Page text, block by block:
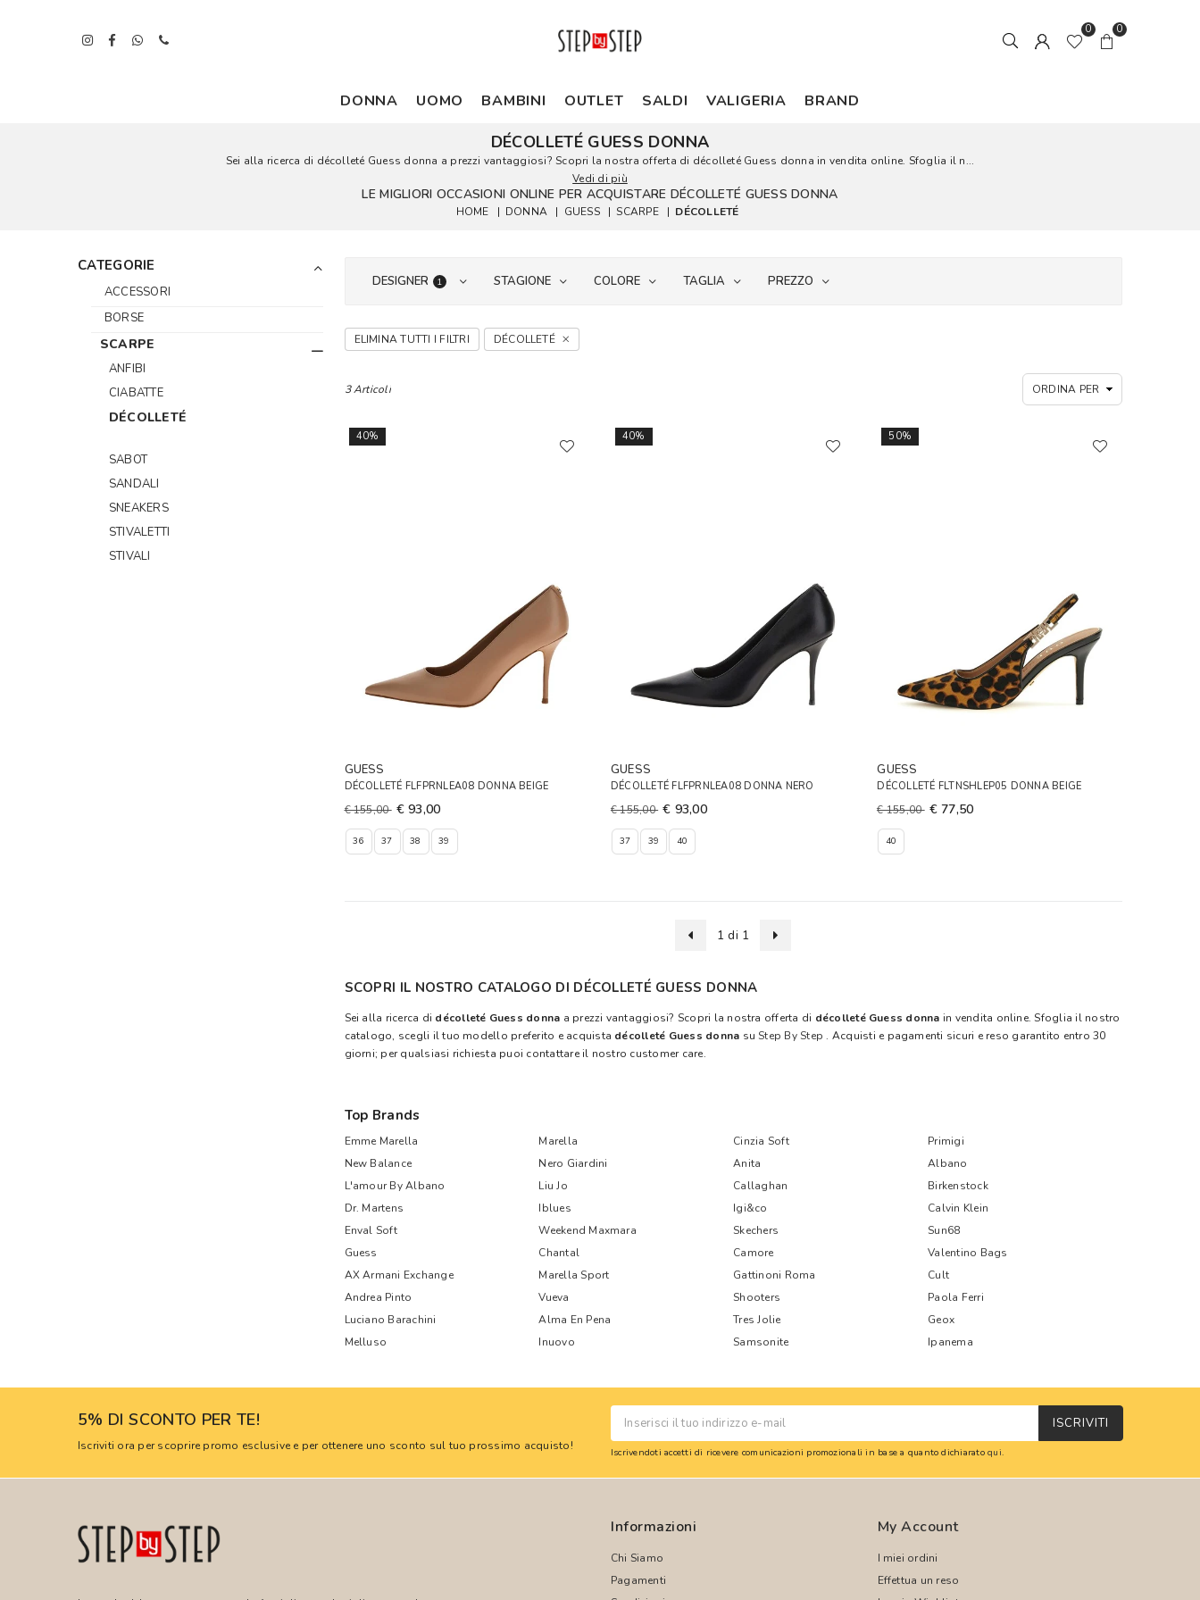
0 0
DONNA UOMO BAMBINI OUTLET SALDI VALIGERIA BRAND
DÉCOLLETÉ GUESS DONNA
Sei alla ricerca di décolleté Guess donna a prezzi vantaggiosi? Scopri la nostra offerta di décolleté Guess donna in vendita online. Sfoglia il n...
Vedi di più
LE MIGLIORI OCCASIONI ONLINE PER ACQUISTARE DÉCOLLETÉ GUESS DONNA
HOME | DONNA | GUESS | SCARPE | DÉCOLLETÉ
CATEGORIE
ACCESSORI
BORSE
SCARPE
ANFIBI
CIABATTE
DÉCOLLETÉ
SABOT
SANDALI
SNEAKERS
STIVALETTI
STIVALI
DESIGNER 1 STAGIONE COLORE TAGLIA PREZZO
ELIMINA TUTTI I FILTRI DÉCOLLETÉ
3 Articoli
40%
GUESS
DÉCOLLETÉ FLFPRNLEA08 DONNA BEIGE
€ 155,00 € 93,00
36 37 38 39
40%
GUESS
DÉCOLLETÉ FLFPRNLEA08 DONNA NERO
€ 155,00 € 93,00
37 39 40
50%
GUESS
DÉCOLLETÉ FLTNSHLEP05 DONNA BEIGE
€ 155,00 € 77,50
40
1 di 1
SCOPRI IL NOSTRO CATALOGO DI DÉCOLLETÉ GUESS DONNA
Sei alla ricerca di décolleté Guess donna a prezzi vantaggiosi? Scopri la nostra offerta di décolleté Guess donna in vendita online. Sfoglia il nostro
catalogo, scegli il tuo modello preferito e acquista décolleté Guess donna suStep By Step . Acquisti e pagamenti sicuri e reso garantito entro 30
giorni; per qualsiasi richiesta puoi contattare il nostro customer care.
Top Brands
Emme Marella Marella Cinzia Soft
Primigi
New Balance
Nero Giardini Anita
Albano
L'amour By Albano
Liu Jo Callaghan
Birkenstock
Dr. Martens
Iblues Igi&co
Calvin Klein
Enval Soft
Weekend Maxmara Skechers
Sun68
Guess
Chantal Camore
Valentino Bags
AX Armani Exchange
Marella Sport Gattinoni Roma
Cult
Andrea Pinto
Vueva Shooters
Paola Ferri
Luciano Barachini
Alma En Pena Tres Jolie
Geox
Melluso
Inuovo Samsonite Ipanema
5% DI SCONTO PER TE!
Iscriviti ora per scoprire promo esclusive e per ottenere uno sconto sul tuo prossimo acquisto!
ISCRIVITI
Iscrivendoti accetti di ricevere comunicazioni promozionali in base a quanto dichiaratoqui.
Informazioni
Chi Siamo
Pagamenti
My Account
I miei ordini
Effettua un reso